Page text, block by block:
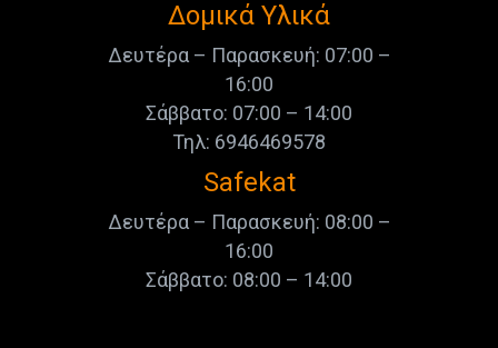
Δομικά Υλικά
Δευτέρα – Παρασκευή: 07:00 –
16:00
Σάββατο: 07:00 – 14:00
Τηλ: 6946469578
Safekat
Δευτέρα – Παρασκευή: 08:00 –
16:00
Σάββατο: 08:00 – 14:00